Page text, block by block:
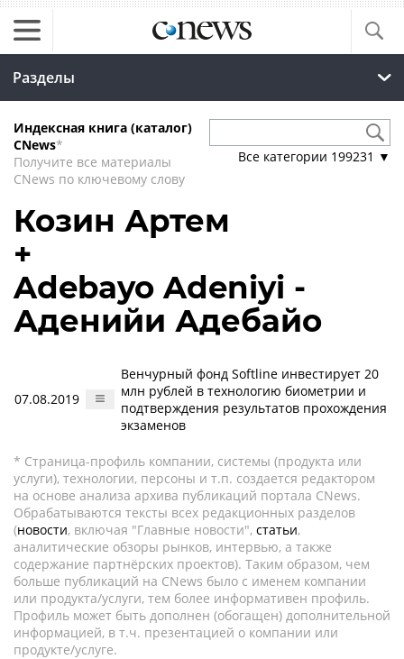
Разделы
Индексная книга (каталог)
CNews*
Получите все материалы
CNews по ключевому слову
Все категории 199231 ▼
Козин Артем
+
Adebayo Adeniyi -
Аденийи Адебайо
07.08.2019
Венчурный фонд Softline инвестирует 20
млн рублей в технологию биометрии и
подтверждения результатов прохождения
экзаменов
* Страница-профиль компании, системы (продукта или
услуги), технологии, персоны и т.п. создается редактором
на основе анализа архива публикаций портала CNews.
Обрабатываются тексты всех редакционных разделов
(новости, включая "Главные новости", статьи,
аналитические обзоры рынков, интервью, а также
содержание партнёрских проектов). Таким образом, чем
больше публикаций на CNews было с именем компании
или продукта/услуги, тем более информативен профиль.
Профиль может быть дополнен (обогащен) дополнительной
информацией, в т.ч. презентацией о компании или
продукте/услуге.